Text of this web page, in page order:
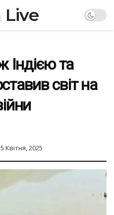
Live
Індією та
світ на
Квітня, 2025